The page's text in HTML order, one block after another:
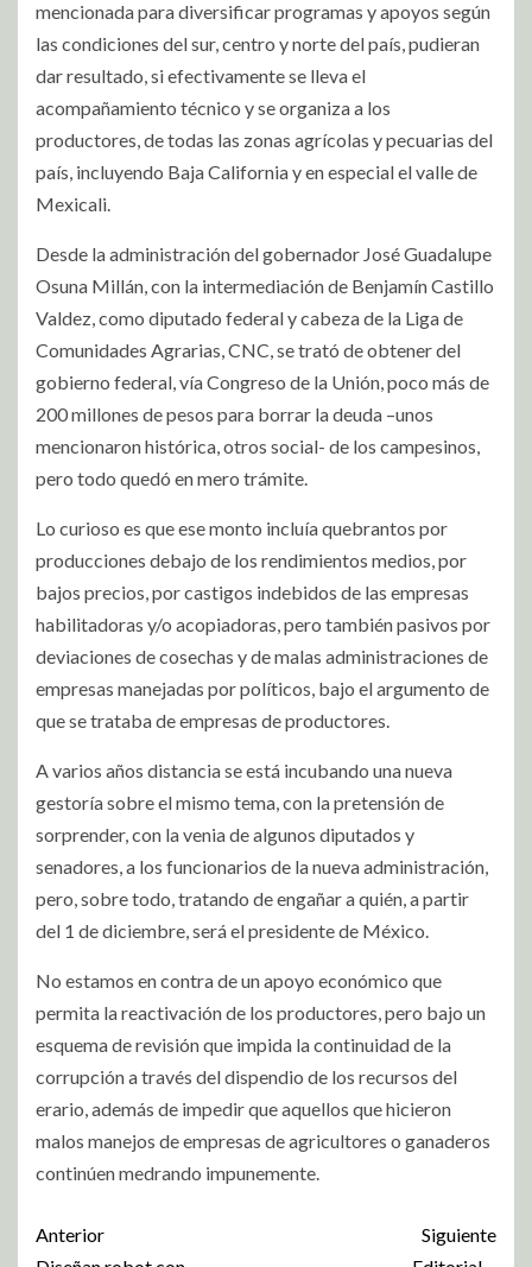
mencionada para diversificar programas y apoyos según
las condiciones del sur, centro y norte del país, pudieran
dar resultado, si efectivamente se lleva el
acompañamiento técnico y se organiza a los
productores, de todas las zonas agrícolas y pecuarias del
país, incluyendo Baja California y en especial el valle de
Mexicali.
Desde la administración del gobernador José Guadalupe
Osuna Millán, con la intermediación de Benjamín Castillo
Valdez, como diputado federal y cabeza de la Liga de
Comunidades Agrarias, CNC, se trató de obtener del
gobierno federal, vía Congreso de la Unión, poco más de
200 millones de pesos para borrar la deuda –unos
mencionaron histórica, otros social- de los campesinos,
pero todo quedó en mero trámite.
Lo curioso es que ese monto incluía quebrantos por
producciones debajo de los rendimientos medios, por
bajos precios, por castigos indebidos de las empresas
habilitadoras y/o acopiadoras, pero también pasivos por
deviaciones de cosechas y de malas administraciones de
empresas manejadas por políticos, bajo el argumento de
que se trataba de empresas de productores.
A varios años distancia se está incubando una nueva
gestoría sobre el mismo tema, con la pretensión de
sorprender, con la venia de algunos diputados y
senadores, a los funcionarios de la nueva administración,
pero, sobre todo, tratando de engañar a quién, a partir
del 1 de diciembre, será el presidente de México.
No estamos en contra de un apoyo económico que
permita la reactivación de los productores, pero bajo un
esquema de revisión que impida la continuidad de la
corrupción a través del dispendio de los recursos del
erario, además de impedir que aquellos que hicieron
malos manejos de empresas de agricultores o ganaderos
continúen medrando impunemente.
Anterior
Siguiente